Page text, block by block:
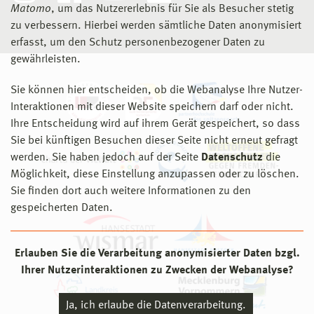
Matomo, um das Nutzererlebnis für Sie als Besucher stetig
zu verbessern. Hierbei werden sämtliche Daten anonymisiert
erfasst, um den Schutz personenbezogener Daten zu
gewährleisten.
Sie können hier entscheiden, ob die Webanalyse Ihre Nutzer-
Interaktionen mit dieser Website speichern darf oder nicht.
Ihre Entscheidung wird auf ihrem Gerät gespeichert, so dass
Sie bei künftigen Besuchen dieser Seite nicht erneut gefragt
werden. Sie haben jedoch auf der Seite Datenschutz die
Möglichkeit, diese Einstellung anzupassen oder zu löschen.
Sie finden dort auch weitere Informationen zu den
gespeicherten Daten.
Erlauben Sie die Verarbeitung anonymisierter Daten bzgl.
Ihrer Nutzerinteraktionen zu Zwecken der Webanalyse?
Ja, ich erlaube die Datenverarbeitung.